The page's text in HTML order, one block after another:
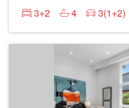
3+2
4 3(1+2)